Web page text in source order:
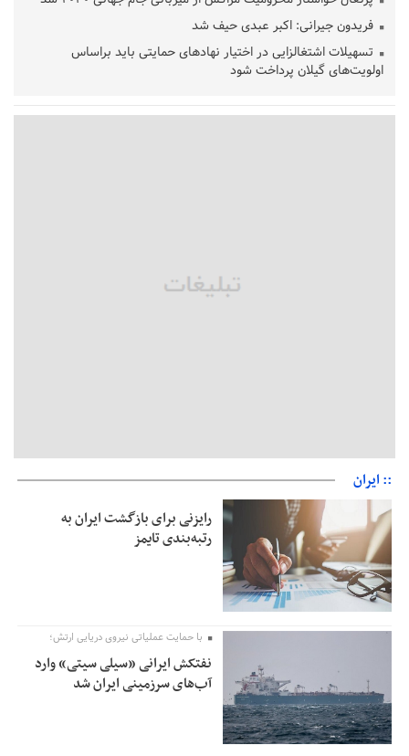
فریدون جیرانی: اکبر عبدی حیف شد
تسهیلات اشتغالزایی در اختیار نهادهای حمایتی باید براساس
اولویت‌های گیلان پرداخت شود
قلعه‌نویی مشخص شد
:: ایران
رایزنی برای بازگشت ایران به
رتبه‌بندی تایمز
با حمایت عملیاتی نیروی دریایی ارتش؛
نفتکش ایرانی «سیلی سیتی» وارد
آب‌های سرزمینی ایران شد